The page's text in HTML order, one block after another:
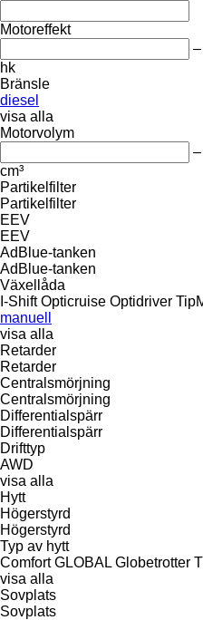
Motoreffekt
–
hk
Bränsle
diesel
visa alla
Motorvolym
–
cm³
Partikelfilter
Partikelfilter
EEV
EEV
AdBlue-tanken
AdBlue-tanken
Växellåda
I-Shift Opticruise Optidriver
manuell
visa alla
Retarder
Retarder
Centralsmörjning
Centralsmörjning
Differentialspärr
Differentialspärr
Drifttyp
AWD
visa alla
Hytt
Högerstyrd
Högerstyrd
Typ av hytt
Comfort GLOBAL Globetrotter
visa alla
Sovplats
Sovplats